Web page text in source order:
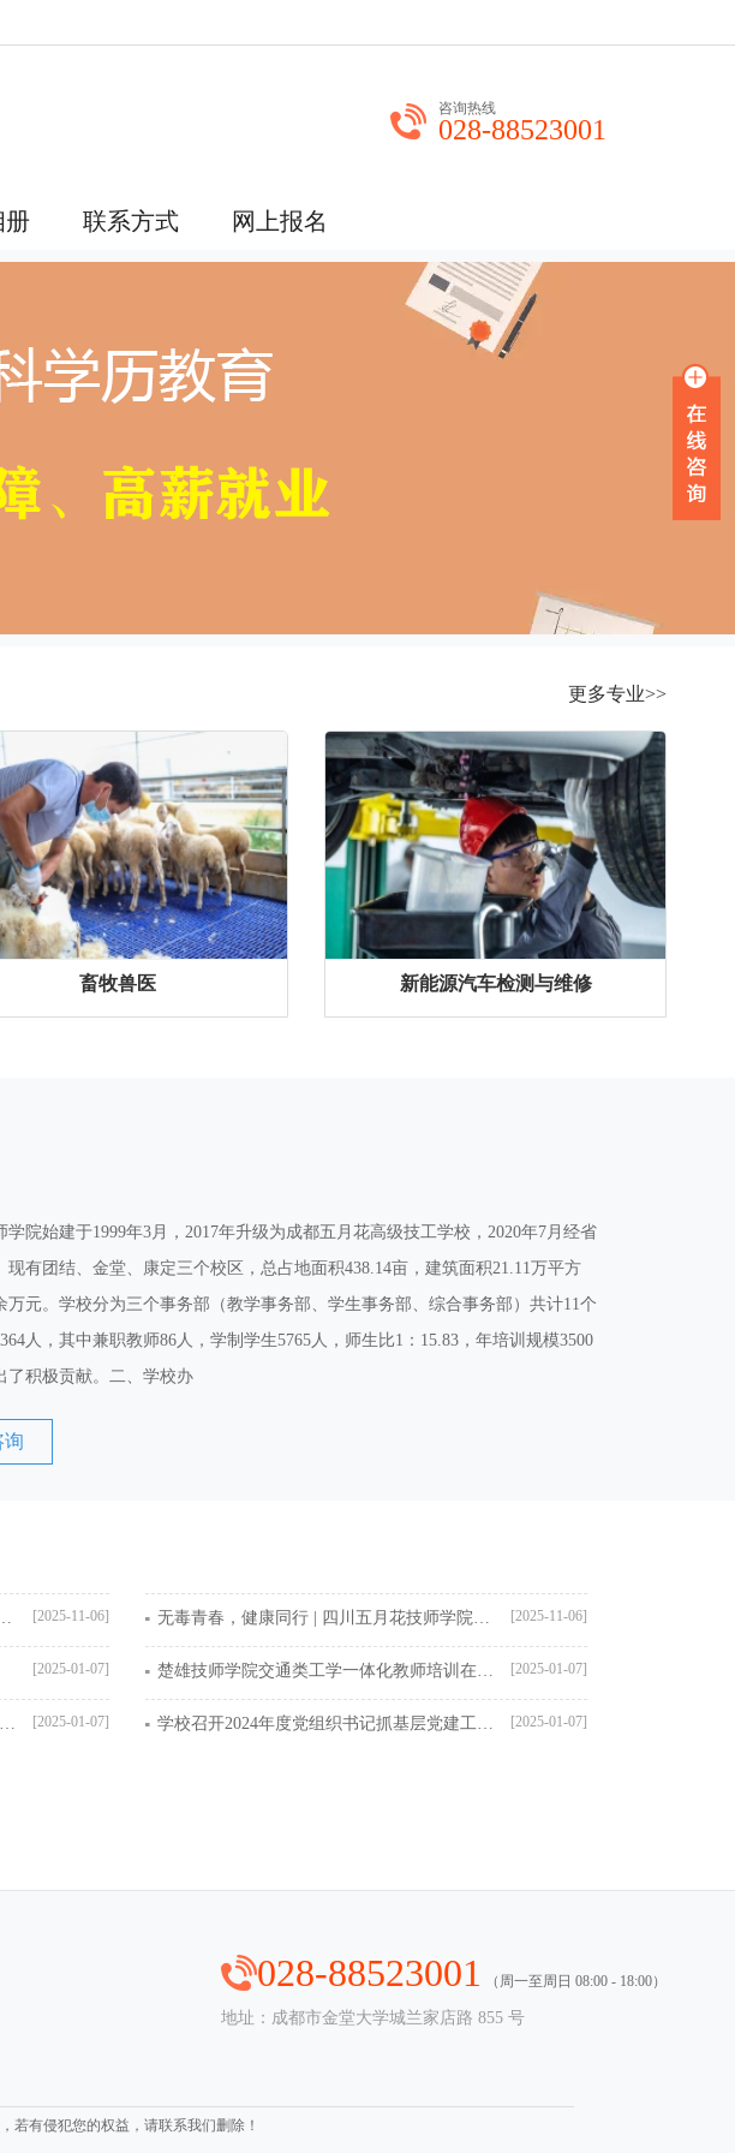
咨询热线
028-88523001
册 联系方式 网上报名
更多专业>>
畜牧兽医 新能源汽车检测与维修
院始建于1999年3月，2017年升级为成都五月花高级技工学校，2020年7月经省
有团结、金堂、康定三个校区，总占地面积438.14亩，建筑面积21.11万平方
万元。学校分为三个事务部（教学事务部、学生事务部、综合事务部）共计11个
人，其中兼职教师86人，学制学生5765人，师生比1：15.83，年培训规模3500
了积极贡献。二、学校办
询
[2025-11-06] [2025-11-06]
[2025-01-07] [2025-01-07]
[2025-01-07] [2025-01-07]
028-88523001 （周一至周日 08:00 - 18:00）
地址：成都市金堂大学城兰家店路 855 号
若有侵犯您的权益，请联系我们删除！